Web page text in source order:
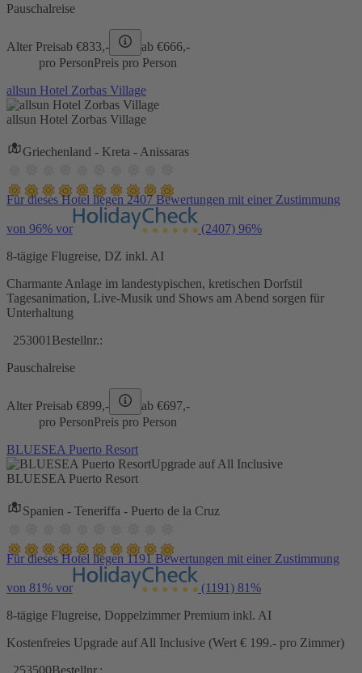
Pauschalreise
Alter Preisab €833,- ab €666,-
pro PersonPreis pro Person
allsun Hotel Zorbas Village
allsun Hotel Zorbas Village
Griechenland - Kreta - Anissaras
Für dieses Hotel liegen 2407 Bewertungen mit einer Zustimmung
von 96% vor (2407) 96%
8-tägige Flugreise, DZ inkl. AI
Charmante Anlage im landestypischen, kretischen Dorfstil
Tagesanimation, Live-Musik und Shows am Abend sorgen für
Unterhaltung
253001 Bestellnr.:
Pauschalreise
Alter Preisab €899,- ab €697,-
pro PersonPreis pro Person
BLUESEA Puerto Resort
Upgrade auf All Inclusive
BLUESEA Puerto Resort
Spanien - Teneriffa - Puerto de la Cruz
Für dieses Hotel liegen 1191 Bewertungen mit einer Zustimmung
von 81% vor (1191) 81%
8-tägige Flugreise, Doppelzimmer Premium inkl. AI
Kostenfreies Upgrade auf All Inclusive (Wert € 199.- pro Zimmer)
253500Bestellnr.: